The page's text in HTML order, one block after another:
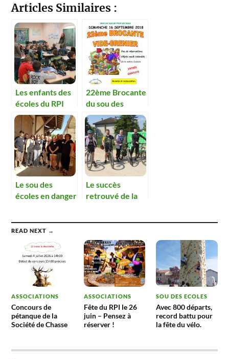
Articles Similaires :
Les enfants des
écoles du RPI
valorisent les
déchets.
22ème Brocante
du sou des
écoles
Le sou des
écoles en danger
Le succès
retrouvé de la
READ NEXT →
ASSOCIATIONS
Concours de
pétanque de la
Société de Chasse
ASSOCIATIONS
Fête du RPI le 26
juin – Pensez à
réserver !
SOU DES ECOLES
Avec 800 départs,
record battu pour
la fête du vélo.